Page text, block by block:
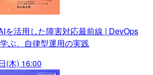
を活用した障害対応最前線 | DevOps
ぶ、自律型運用の実践
(木) 16:00